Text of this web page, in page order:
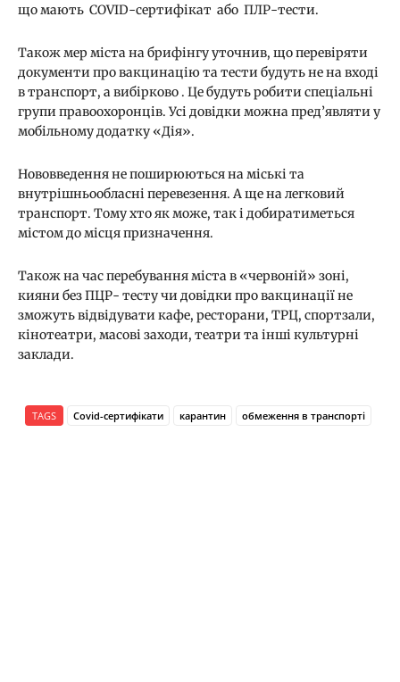
що мають COVID-сертифікат або ПЛР-тести.
Також мер міста на брифінгу уточнив, що перевіряти
документи про вакцинацію та тести будуть не на вході
в транспорт, а вибірково . Це будуть робити спеціальні
групи правоохоронців. Усі довідки можна пред’являти у
мобільному додатку «Дія».
Нововведення не поширюються на міські та
внутрішньообласні перевезення. А ще на легковий
транспорт. Тому хто як може, так і добиратиметься
містом до місця призначення.
Також на час перебування міста в «червоній» зоні,
кияни без ПЦР- тесту чи довідки про вакцинації не
зможуть відвідувати кафе, ресторани, ТРЦ, спортзали,
кінотеатри, масові заходи, театри та інші культурні
заклади.
TAGS Covid-сертифікати карантин обмеження в транспорті